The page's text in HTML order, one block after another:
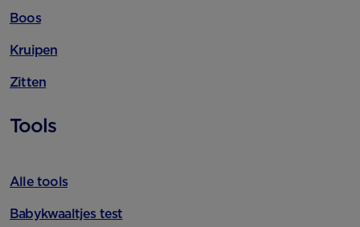
Boos
Kruipen
Zitten
Tools
Alle tools
Babykwaaltjes test